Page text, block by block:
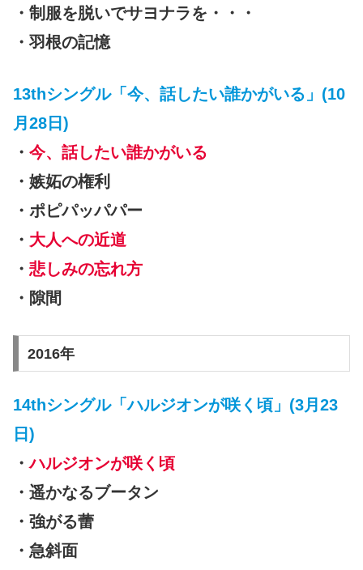
・制服を脱いでサヨナラを・・・
・羽根の記憶
13thシングル「今、話したい誰かがいる」(10
月28日)
・ 今、話したい誰かがいる
・嫉妬の権利
・ポピパッパパー
・ 大人への近道
・ 悲しみの忘れ方
・隙間
2016年
14thシングル「ハルジオンが咲く頃」(3月23
日)
・ハルジオンが咲く頃
・遥かなるブータン
・強がる蕾
・急斜面